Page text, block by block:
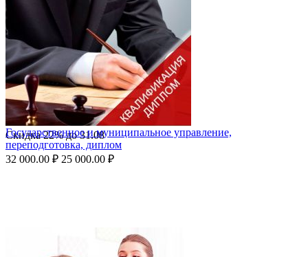
Скидка22%до31.08
Государственное и муниципальное управление,
переподготовка, диплом
32 000.00 ₽ 25 000.00 ₽